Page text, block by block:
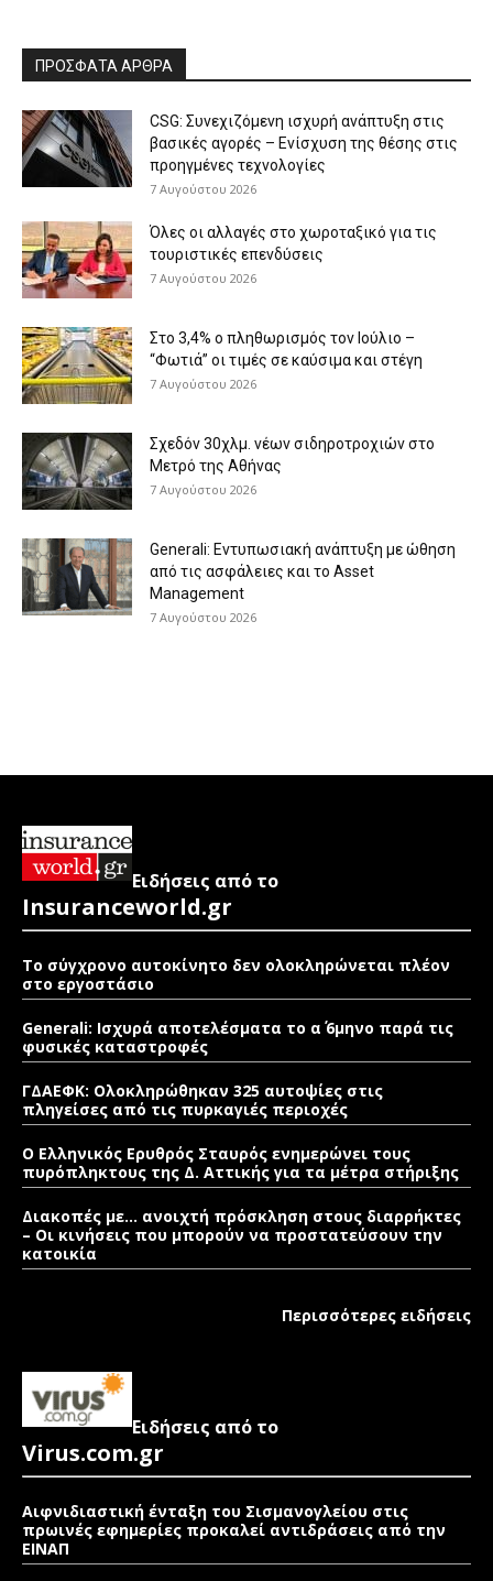
ΠΡΟΣΦΑΤΑ ΑΡΘΡΑ
CSG: Συνεχιζόμενη ισχυρή ανάπτυξη στις
βασικές αγορές – Ενίσχυση της θέσης στις
προηγμένες τεχνολογίες
7 Αυγούστου 2026
Όλες οι αλλαγές στο χωροταξικό για τις
τουριστικές επενδύσεις
7 Αυγούστου 2026
Στο 3,4% ο πληθωρισμός τον Ιούλιο –
“Φωτιά” οι τιμές σε καύσιμα και στέγη
7 Αυγούστου 2026
Σχεδόν 30χλμ. νέων σιδηροτροχιών στο
Μετρό της Αθήνας
7 Αυγούστου 2026
Generali: Eντυπωσιακή ανάπτυξη με ώθηση
από τις ασφάλειες και το Asset
Management
7 Αυγούστου 2026
Ειδήσεις από το
Insuranceworld.gr
Το σύγχρονο αυτοκίνητο δεν ολοκληρώνεται πλέον
στο εργοστάσιο
Generali: Ισχυρά αποτελέσματα το α΄ 6μηνο παρά τις
φυσικές καταστροφές
ΓΔΑΕΦΚ: Ολοκληρώθηκαν 325 αυτοψίες στις
πληγείσες από τις πυρκαγιές περιοχές
Ο Ελληνικός Ερυθρός Σταυρός ενημερώνει τους
πυρόπληκτους της Δ. Αττικής για τα μέτρα στήριξης
Διακοπές με… ανοιχτή πρόσκληση στους διαρρήκτες
– Οι κινήσεις που μπορούν να προστατεύσουν την
κατοικία
Περισσότερες ειδήσεις
Ειδήσεις από το
Virus.com.gr
Αιφνιδιαστική ένταξη του Σισμανογλείου στις
πρωινές εφημερίες προκαλεί αντιδράσεις από την
ΕΙΝΑΠ